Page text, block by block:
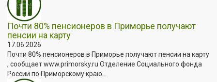
Почти 80% пенсионеров в Приморье получают
пенсии на карту
17.06.2026
Почти 80% пенсионеров в Приморье получают пенсии на карту
, сообщает www.primorsky.ru Отделение Социального фонда
России по Приморскому краю...